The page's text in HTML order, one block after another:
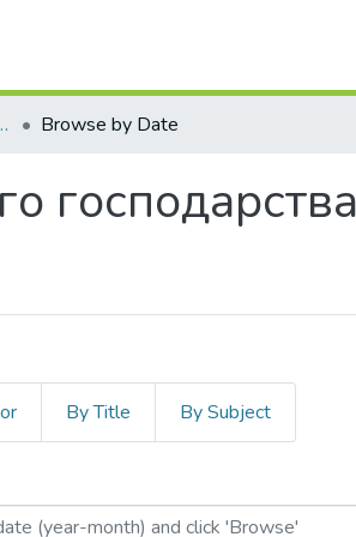
господарства Browse by Date
господарства
By Title By Subject
by Issue